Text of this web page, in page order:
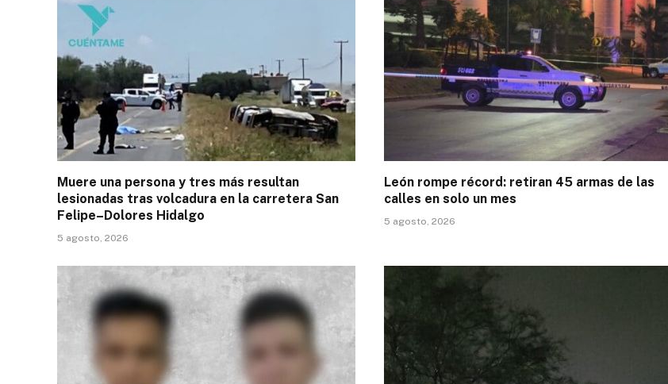
Muere una persona y tres más resultan
lesionadas tras volcadura en la carretera San
Felipe–Dolores Hidalgo
5 agosto, 2026
León rompe récord: retiran 45 armas de las
calles en solo un mes
5 agosto, 2026